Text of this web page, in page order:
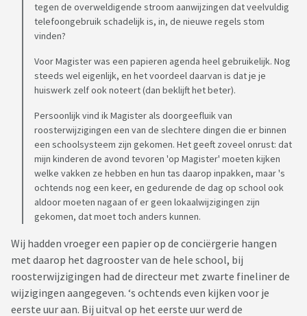
tegen de overweldigende stroom aanwijzingen dat veelvuldig
telefoongebruik schadelijk is, in, de nieuwe regels stom
vinden?
Voor Magister was een papieren agenda heel gebruikelijk. Nog
steeds wel eigenlijk, en het voordeel daarvan is dat je je
huiswerk zelf ook noteert (dan beklijft het beter).
Persoonlijk vind ik Magister als doorgeefluik van
roosterwijzigingen een van de slechtere dingen die er binnen
een schoolsysteem zijn gekomen. Het geeft zoveel onrust: dat
mijn kinderen de avond tevoren 'op Magister' moeten kijken
welke vakken ze hebben en hun tas daarop inpakken, maar 's
ochtends nog een keer, en gedurende de dag op school ook
aldoor moeten nagaan of er geen lokaalwijzigingen zijn
gekomen, dat moet toch anders kunnen.
Wij hadden vroeger een papier op de conciërgerie hangen
met daarop het dagrooster van de hele school, bij
roosterwijzigingen had de directeur met zwarte fineliner de
wijzigingen aangegeven. ‘s ochtends even kijken voor je
eerste uur aan. Bij uitval op het eerste uur werd de